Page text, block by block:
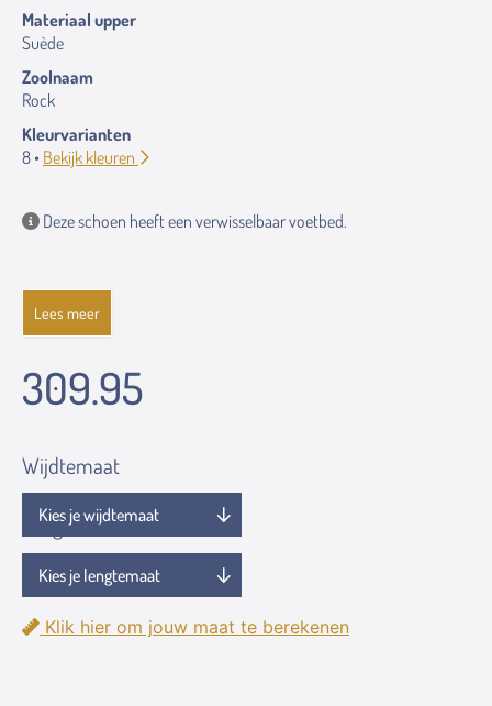
Materiaal upper
Suède
Zoolnaam
Rock
Kleurvarianten
8 • Bekijk kleuren
Deze schoen heeft een verwisselbaar voetbed.
Lees meer
309.95
Wijdtemaat
Lengtemaat
Klik hier om jouw maat te berekenen